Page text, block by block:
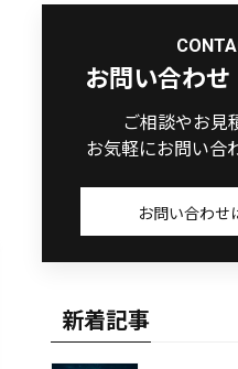
お問い合わ
ご相談やお見
お気軽にお問い合
お問い合わせ
新着記事